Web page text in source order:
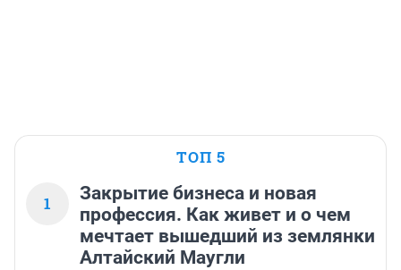
ТОП 5
1
Закрытие бизнеса и новая
профессия. Как живет и о чем
мечтает вышедший из землянки
Алтайский Маугли